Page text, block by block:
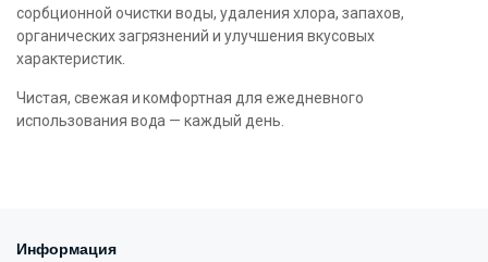
сорбционной очистки воды, удаления хлора, запахов,
органических загрязнений и улучшения вкусовых
характеристик.
Чистая, свежая и комфортная для ежедневного
использования вода — каждый день.
Информация